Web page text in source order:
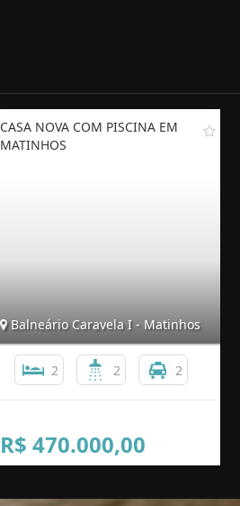
CASA NOVA COM PISCINA EM
MATINHOS
Balneário Caravela I - Matinhos
2 2 2
R$ 470.000,00